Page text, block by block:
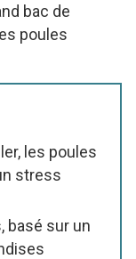
bac de
poules
les poules
stress
basé sur un